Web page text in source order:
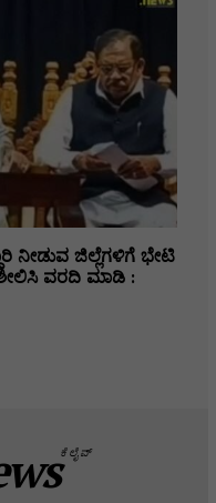
ನೀಡುವ ಜಿಲ್ಲೆಗಳಿಗೆ ಭೇಟಿ
ವರದಿ ಮಾಡಿ :
ಕೆಲೈವ್